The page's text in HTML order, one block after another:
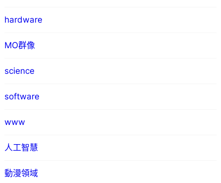
hardware
MO群像
science
software
www
人工智慧
動漫領域